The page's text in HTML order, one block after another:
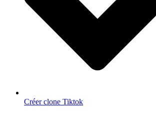
Créer clone Tiktok